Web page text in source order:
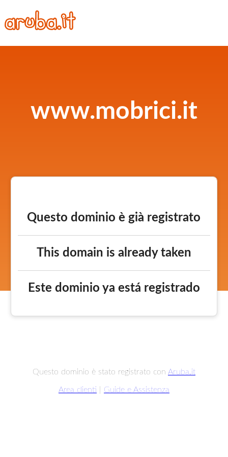
www.mobrici.it
Questo dominio è già registrato
This domain is already taken
Este dominio ya está registrado
Questo dominio è stato registrato con Aruba.it
Area clienti Guide e Assistenza